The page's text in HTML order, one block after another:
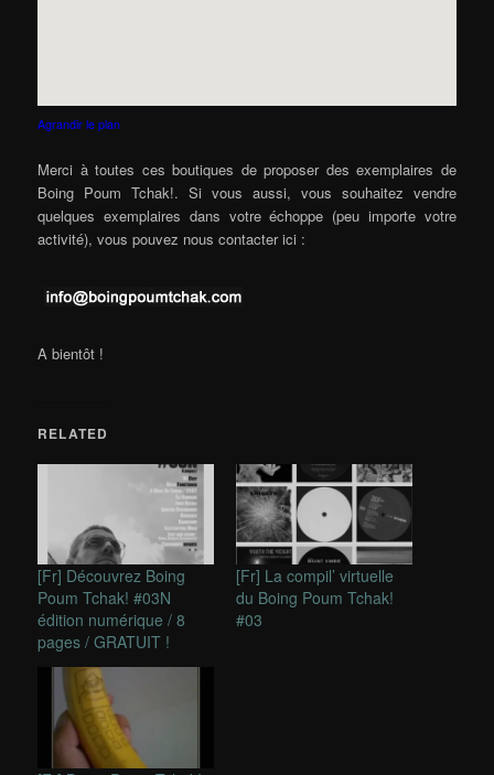
Agrandir le plan
Merci à toutes ces boutiques de proposer des exemplaires de
Boing Poum Tchak!. Si vous aussi, vous souhaitez vendre
quelques exemplaires dans votre échoppe (peu importe votre
activité), vous pouvez nous contacter ici :
A bientôt !
RELATED
[Fr] Découvrez Boing
Poum Tchak! #03N
édition numérique / 8
pages / GRATUIT !
[Fr] La compil’ virtuelle
du Boing Poum Tchak!
#03